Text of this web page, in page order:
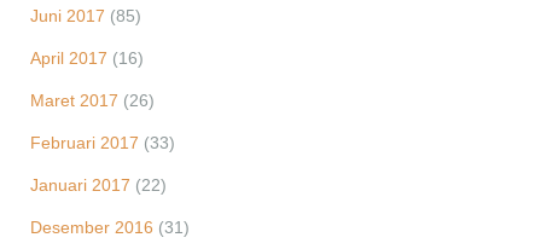
Juni 2017 (85)
April 2017 (16)
Maret 2017 (26)
Februari 2017 (33)
Januari 2017 (22)
Desember 2016 (31)